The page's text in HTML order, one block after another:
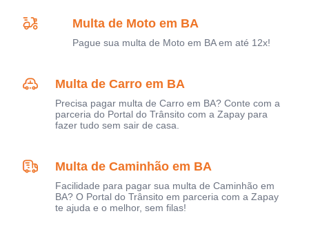
Multa de Moto em BA
Pague sua multa de Moto em BA em até 12x!
Multa de Carro em BA
Precisa pagar multa de Carro em BA? Conte com a
parceria do Portal do Trânsito com a Zapay para
fazer tudo sem sair de casa.
Multa de Caminhão em BA
Facilidade para pagar sua multa de Caminhão em
BA? O Portal do Trânsito em parceria com a Zapay
te ajuda e o melhor, sem filas!